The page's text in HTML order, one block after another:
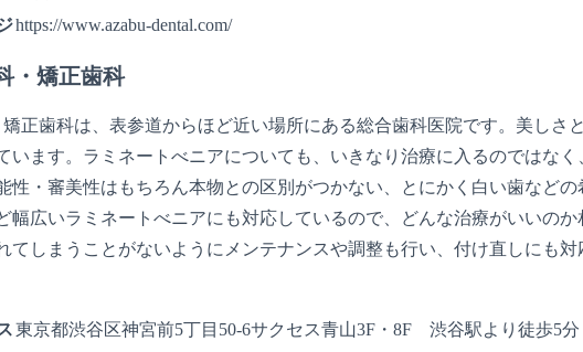
https://www.azabu-dental.com/
・矯正歯科
正歯科は、表参道からほど近い場所にある総合歯科医院です。美しさ
います。ラミネートべニアについても、いきなり治療に入るのではな
性・審美性はもちろん本物との区別がつかない、とにかく白い歯など
幅広いラミネートべニアにも対応しているので、どんな治療がいいの
てしまうことがないようにメンテナンスや調整も行い、付け直しにも
東京都渋谷区神宮前5丁目50-6サクセス青山3F・8F 渋谷駅より徒歩5分